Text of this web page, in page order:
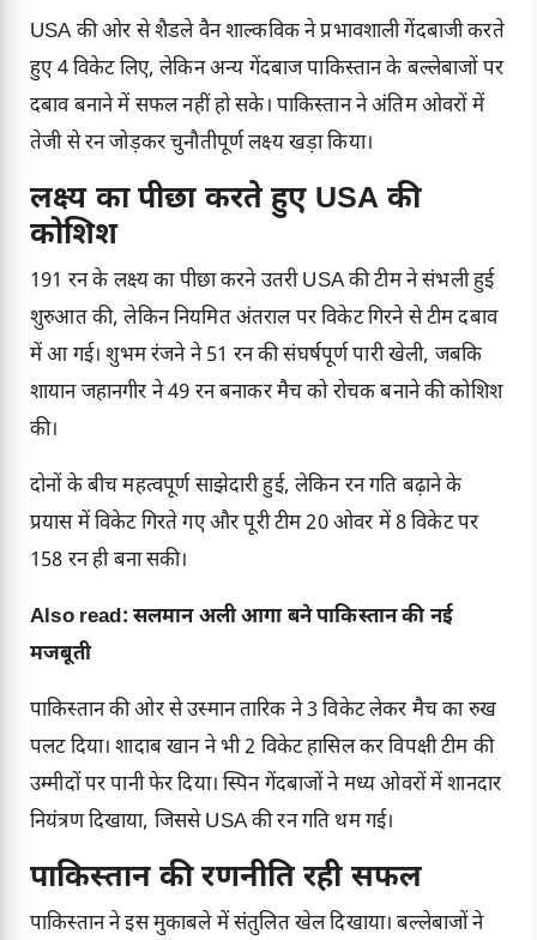
USA की ओर से शैडले वैन शाल्कविक ने प्रभावशाली गेंदबाजी करते
हुए 4 विकेट लिए, लेकिन अन्य गेंदबाज पाकिस्तान के बल्लेबाजों पर
दबाव बनाने में सफल नहीं हो सके। पाकिस्तान ने अंतिम ओवरों में
तेजी से रन जोड़कर चुनौतीपूर्ण लक्ष्य खड़ा किया।
लक्ष्य का पीछा करते हुए USA की
कोशिश
191 रन के लक्ष्य का पीछा करने उतरी USA की टीम ने संभली हुई
शुरुआत की, लेकिन नियमित अंतराल पर विकेट गिरने से टीम दबाव
में आ गई। शुभम रंजने ने 51 रन की संघर्षपूर्ण पारी खेली, जबकि
शायान जहानगीर ने 49 रन बनाकर मैच को रोचक बनाने की कोशिश
की।
दोनों के बीच महत्वपूर्ण साझेदारी हुई, लेकिन रन गति बढ़ाने के
प्रयास में विकेट गिरते गए और पूरी टीम 20 ओवर में 8 विकेट पर
158 रन ही बना सकी।
Also read: सलमान अली आगा बने पाकिस्तान की नई
मजबूती
पाकिस्तान की ओर से उस्मान तारिक ने 3 विकेट लेकर मैच का रुख
पलट दिया। शादाब खान ने भी 2 विकेट हासिल कर विपक्षी टीम की
उम्मीदों पर पानी फेर दिया। स्पिन गेंदबाजों ने मध्य ओवरों में शानदार
नियंत्रण दिखाया, जिससे USA की रन गति थम गई।
पाकिस्तान की रणनीति रही सफल
पाकिस्तान ने इस मुकाबले में संतुलित खेल दिखाया। बल्लेबाजों ने